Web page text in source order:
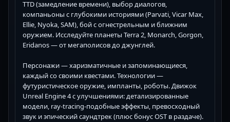
TTD (замедление времени), выбор диалогов,
компаньоны с глубокими историями (Parvati, Vicar Max,
Ellie, Nyoka, SAM), бой с огнестрельным и ближним
оружием. Исследуйте планеты Terra 2, Monarch, Gorgon,
Eridanos — от мегаполисов до джунглей.
Персонажи — харизматичные и запоминающиеся,
каждый со своими квестами. Технологии —
футуристическое оружие, импланты, роботы. Движок
Unreal Engine 4 с улучшениями: детализированные
модели, ray-tracing-подобные эффекты, превосходный
звук и эпический саундтрек (плюс бонус OST в раздаче).